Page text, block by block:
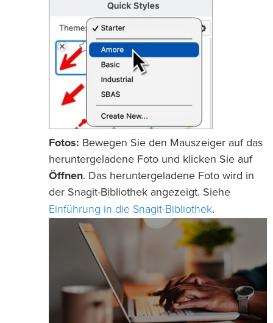
Fotos: Bewegen Sie den Mauszeiger auf das
heruntergeladene Foto und klicken Sie auf
Öffnen. Das heruntergeladene Foto wird in
der Snagit-Bibliothek angezeigt. Siehe
Einführung in die Snagit-Bibliothek.